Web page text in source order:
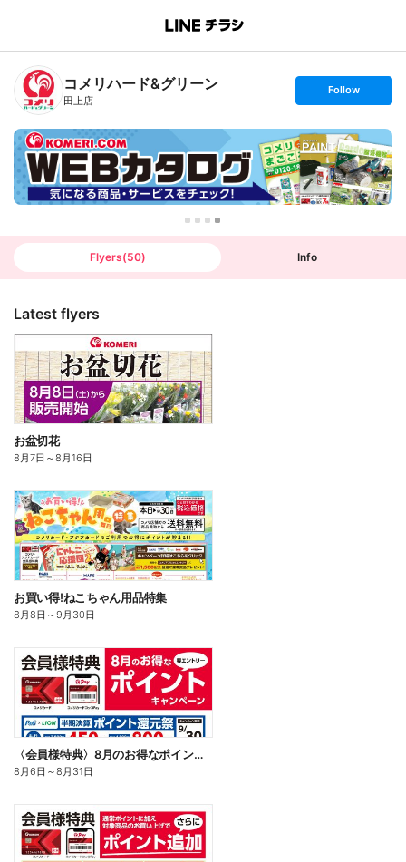
B
n
T
コメリハード&グリーン
田上店
s
t
o
l
l
o
w
Follow
Flyers(50) Info
Latest flyers
お盆切花
8月7日 ～8月16日
お買い得!ねこちゃん用品特集
8月8日 ～9月30日
〈会員様特典〉8月のお得なポイントキャンペーン
8月6日 ～8月31日